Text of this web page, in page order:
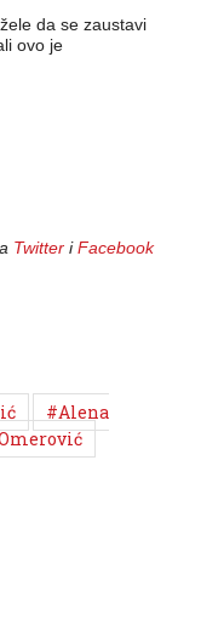
da se zaustavi
ovo je
Twitter iFacebook
#Alena